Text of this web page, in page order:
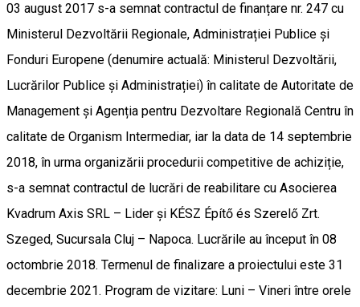
03 august 2017 s-a semnat contractul de finanțare nr. 247 cu
Ministerul Dezvoltării Regionale, Administrației Publice și
Fonduri Europene (denumire actuală: Ministerul Dezvoltării,
Lucrărilor Publice și Administrației) în calitate de Autoritate de
Management și Agenția pentru Dezvoltare Regională Centru în
calitate de Organism Intermediar, iar la data de 14 septembrie
2018, în urma organizării procedurii competitive de achiziție,
s-a semnat contractul de lucrări de reabilitare cu Asocierea
Kvadrum Axis SRL – Lider și KÉSZ Építő és Szerelő Zrt.
Szeged, Sucursala Cluj – Napoca. Lucrările au început în 08
octombrie 2018. Termenul de finalizare a proiectului este 31
decembrie 2021. Program de vizitare: Luni – Vineri între orele